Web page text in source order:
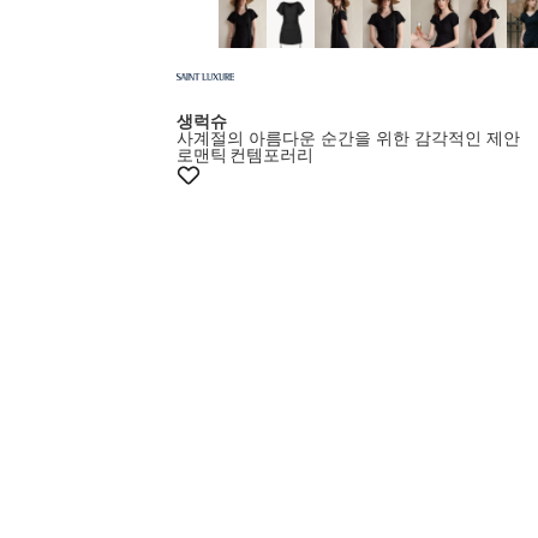
생럭슈
사계절의 아름다운 순간을 위한 감각적인 제안
로맨틱 컨템포러리